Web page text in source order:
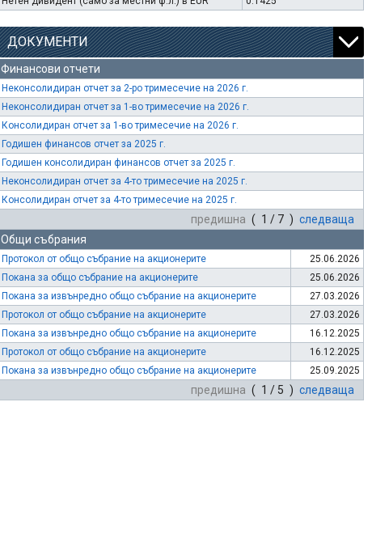
ДОКУМЕНТИ
Финансови отчети
Неконсолидиран отчет за 2-ро тримесечие на 2026 г.
Неконсолидиран отчет за 1-во тримесечие на 2026 г.
Консолидиран отчет за 1-во тримесечие на 2026 г.
Годишен финансов отчет за 2025 г.
Годишен консолидиран финансов отчет за 2025 г.
Неконсолидиран отчет за 4-то тримесечие на 2025 г.
Консолидиран отчет за 4-то тримесечие на 2025 г.
предишна ( 1 / 7 ) следваща
Общи събрания
Протокол от общо събрание на акционерите
25.06.2026
Покана за общо събрание на акционерите
25.06.2026
Покана за извънредно общо събрание на акционерите
27.03.2026
Протокол от общо събрание на акционерите
27.03.2026
Покана за извънредно общо събрание на акционерите
16.12.2025
Протокол от общо събрание на акционерите
16.12.2025
Покана за извънредно общо събрание на акционерите
25.09.2025
предишна ( 1 / 5 ) следваща